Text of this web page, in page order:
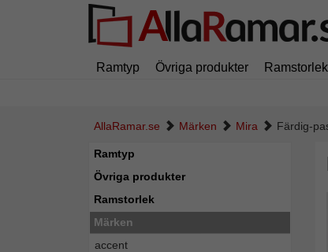
Ramtyp Övriga produkter Ramstorlek
AllaRamar.se Märken Mira Färdig-
Ramtyp
Övriga produkter
Ramstorlek
Märken
accent